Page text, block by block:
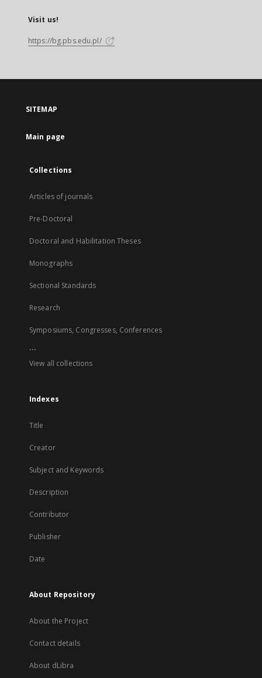
Visit us!
https://bg.pbs.edu.pl/
SITEMAP
Main page
Collections
Articles of journals
Pre-Doctoral
Doctoral and Habilitation Theses
Monographs
Sectional Standards
Research
Symposiums, Congresses, Conferences
...
View all collections
Indexes
Title
Creator
Subject and Keywords
Description
Contributor
Publisher
Date
About Repository
About the Project
Contact details
About dLibra